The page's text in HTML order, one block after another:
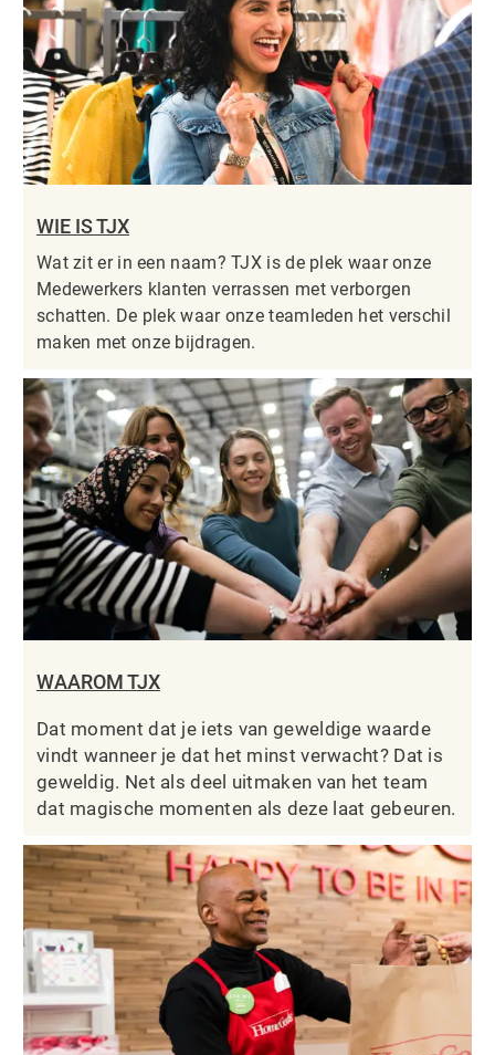
WIE IS TJX
Wat zit er in een naam? TJX is de plek waar onze
Medewerkers klanten verrassen met verborgen
schatten. De plek waar onze teamleden het verschil
maken met onze bijdragen.
WAAROM TJX
Dat moment dat je iets van geweldige waarde
vindt wanneer je dat het minst verwacht? Dat is
geweldig. Net als deel uitmaken van het team
dat magische momenten als deze laat gebeuren.